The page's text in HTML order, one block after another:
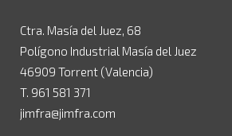
Ctra. Masía del Juez, 68
Polígono Industrial Masía del Juez
46909 Torrent (Valencia)
T. 961 581 371
jimfra@jimfra.com